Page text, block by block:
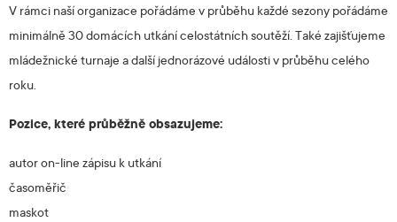
V rámci naší organizace pořádáme v průběhu každé sezony pořádáme
minimálně 30 domácích utkání celostátních soutěží. Také zajišťujeme
mládežnické turnaje a další jednorázové události v průběhu celého
roku.
Pozice, které průběžně obsazujeme:
autor on-line zápisu k utkání
časoměřič
maskot